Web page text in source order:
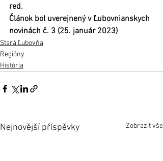
red.
Článok bol uverejnený v Ľubovnianskych
novinách č. 3 (25. január 2023)
Stará Ľubovňa
Regióny
História
Nejnovější příspěvky Zobrazit vše